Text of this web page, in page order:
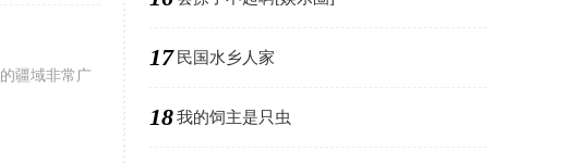
疆域非常广
17 民国水乡人家
18我的饲主是只虫